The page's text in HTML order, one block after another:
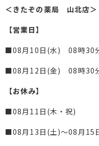
＜きたぞの薬局 山北店＞
【営業日】
■08月10日(水) 08時30
■08月12日(金) 08時30
【お休み】
■08月11日(木・祝)
■08月13日(土)～08月15